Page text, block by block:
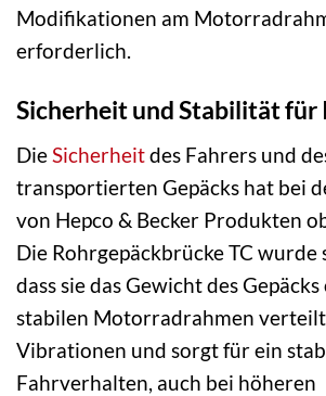
Modifikationen am
erforderlich.
Sicherheit und Stabilität für
DieSicherheitdes Fahrers und
transportierten Gepäcks hat bei
von Hepco & Becker Produkten
Die Rohrgepäckbrücke TC wurde
dass sie das Gewicht des
stabilen Motorradrahmen
Vibrationen und sorgt für ein
Fahrverhalten, auch bei höheren